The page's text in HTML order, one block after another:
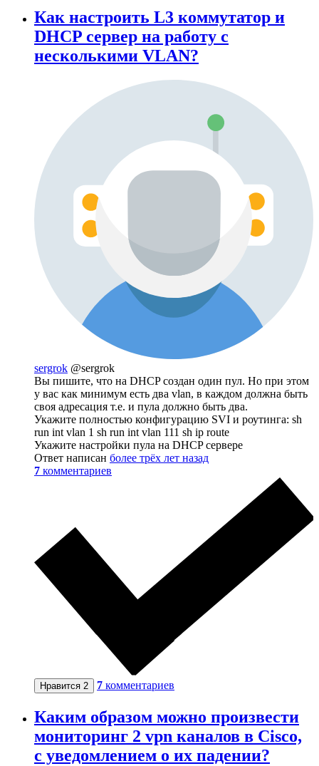
Как настроить L3 коммутатор и
DHCP сервер на работу с
несколькими VLAN?
sergrok @sergrok
Вы пишите, что на DHCP создан один пул. Но при этом
у вас как минимум есть два vlan, в каждом должна быть
своя адресация т.е. и пула должно быть два.
Укажите полностью конфигурацию SVI и роутинга: sh
run int vlan 1 sh run int vlan 111 sh ip route
Укажите настройки пула на DHCP сервере
Ответ написан более трёх лет назад
7 комментариев
Нравится 2 7 комментариев
Каким образом можно произвести
мониторинг 2 vpn каналов в Cisco,
с уведомлением о их падении?